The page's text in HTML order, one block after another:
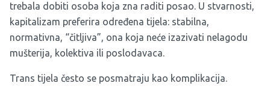
trebala dobiti osoba koja zna raditi posao. U stvarnosti,
kapitalizam preferira određena tijela: stabilna,
normativna, “čitljiva”, ona koja neće izazivati nelagodu
mušterija, kolektiva ili poslodavaca.
Trans tijela često se posmatraju kao komplikacija.